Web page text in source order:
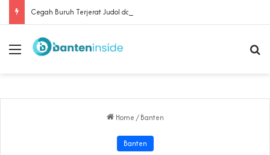
Menu
Home / Banten
Banten